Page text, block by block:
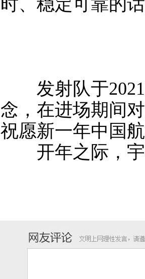
时、稳定可靠的
发射队于2021
念，在进场期间
祝愿新一年中国
开年之际，宇